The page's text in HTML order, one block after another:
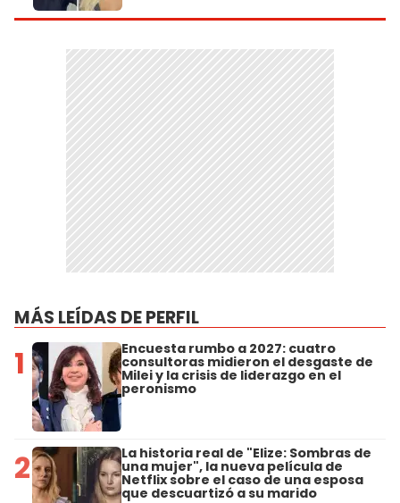
MÁS LEÍDAS DE PERFIL
1 Encuesta rumbo a 2027: cuatro
consultoras midieron el desgaste de
Milei y la crisis de liderazgo en el
peronismo
2 La historia real de "Elize: Sombras de
una mujer", la nueva película de
Netflix sobre el caso de una esposa
que descuartizó a su marido